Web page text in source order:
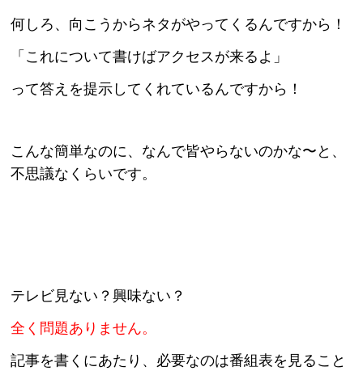
何しろ、向こうからネタがやってくるんですから！
「これについて書けばアクセスが来るよ」
って答えを提示してくれているんですから！
こんな簡単なのに、なんで皆やらないのかな〜と、
不思議なくらいです。
テレビ見ない？興味ない？
全く問題ありません。
記事を書くにあたり、必要なのは番組表を見ること